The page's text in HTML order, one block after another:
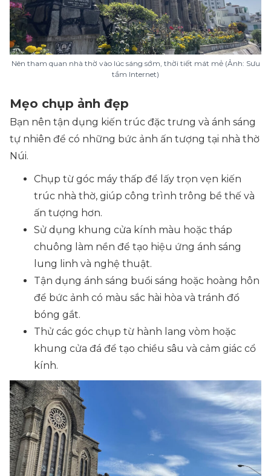
Nên tham quan nhà thờ vào lúc sáng sớm, thời tiết mát mẻ (Ảnh: Sưu
tầm Internet)
Mẹo chụp ảnh đẹp
Bạn nên tận dụng kiến trúc đặc trưng và ánh sáng
tự nhiên để có những bức ảnh ấn tượng tại nhà thờ
Núi.
Chụp từ góc máy thấp để lấy trọn vẹn kiến
trúc nhà thờ, giúp công trình trông bề thế và
ấn tượng hơn.
Sử dụng khung cửa kính màu hoặc tháp
chuông làm nền để tạo hiệu ứng ánh sáng
lung linh và nghệ thuật.
Tận dụng ánh sáng buổi sáng hoặc hoàng hôn
để bức ảnh có màu sắc hài hòa và tránh đổ
bóng gắt.
Thử các góc chụp từ hành lang vòm hoặc
khung cửa đá để tạo chiều sâu và cảm giác cổ
kính.